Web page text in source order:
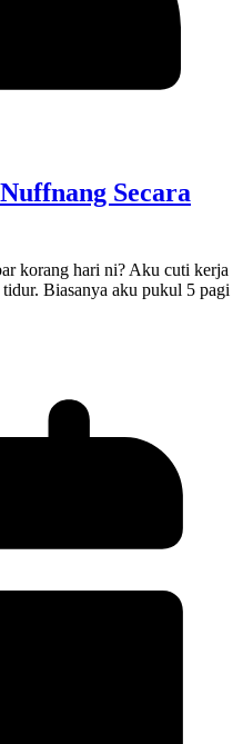
Secara
korang hari ni? Aku cuti kerja
Biasanya aku pukul 5 pagi